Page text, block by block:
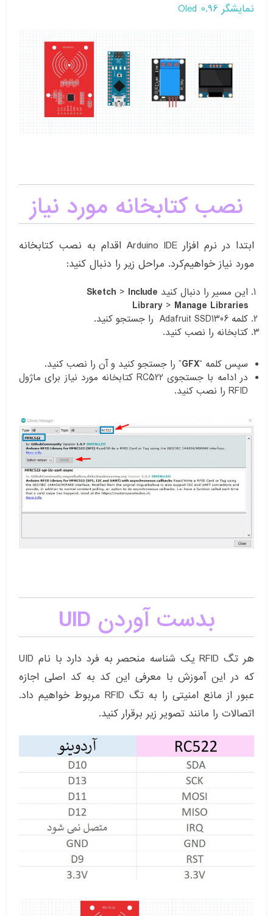
نمایشگر Oled 0.96
نصب کتابخانه مورد نیاز
ابتدا در نرم افزار Arduino IDE اقدام به نصب کتابخانه
مورد نیاز خواهیم‌کرد. مراحل زیر را دنبال کنید:
این مسیر را دنبال کنید Sketch > Include
Library> Manage Libraries
کلمه Adafruit SSD1306 را جستجو کنید.
کتابخانه را نصب کنید.
سپس کلمه “GFX” را جستجو کنید و آن را نصب کنید.
در ادامه با جستجوی RC522 کتابخانه مورد نیاز برای ماژول
RFID را نصب کنید.
بدست آوردن UID
هر تگ RFID یک شناسه منحصر به فرد دارد با نام UID
که در این آموزش با معرفی این کد به کد اصلی اجازه
عبور از مانع امنیتی را به تگ RFID مربوط خواهیم داد.
اتصالات را مانند تصویر زیر برقرار کنید.